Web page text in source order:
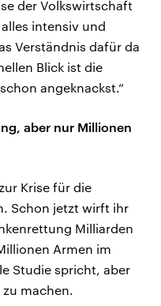
der Volkswirtschaft
intensiv und
Verständnis dafür da
Blick ist die
angeknackst.“
aber nur Millionen
Krise für die
Schon jetzt wirft ihr
Milliarden
Armen im
Studie spricht, aber
machen.